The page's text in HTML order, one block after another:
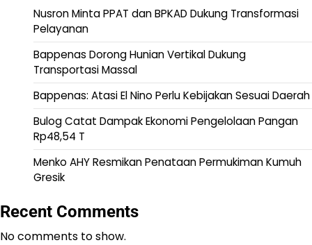
Nusron Minta PPAT dan BPKAD Dukung Transformasi
Pelayanan
Bappenas Dorong Hunian Vertikal Dukung
Transportasi Massal
Bappenas: Atasi El Nino Perlu Kebijakan Sesuai Daerah
Bulog Catat Dampak Ekonomi Pengelolaan Pangan
Rp48,54 T
Menko AHY Resmikan Penataan Permukiman Kumuh
Gresik
Recent Comments
No comments to show.